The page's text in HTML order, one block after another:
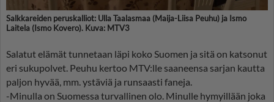
Salkkareiden peruskalliot: Ulla Taalasmaa (Maija-Liisa Peuhu) ja Ismo
Laitela (Ismo Kovero). Kuva: MTV3
Salatut elämät tunnetaan läpi koko Suomen ja sitä on katsonut
eri sukupolvet. Peuhu kertoo MTV:lle saaneensa sarjan kautta
paljon hyvää, mm. ystäviä ja runsaasti faneja.
-Minulla on Suomessa turvallinen olo. Minulle hymyillään joka